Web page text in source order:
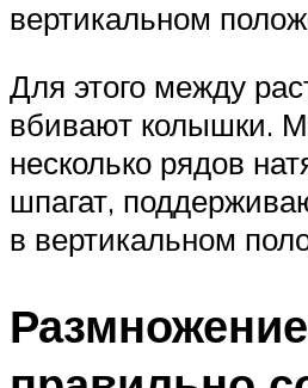
вертикальном
Для этого между
вбивают колышки.
несколько рядов
шпагат,
в вертикальном